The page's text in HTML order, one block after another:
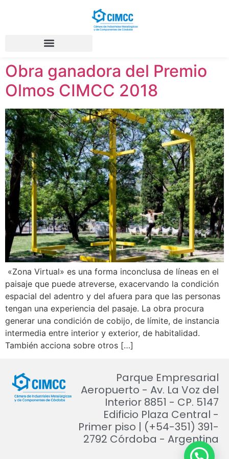
Obra ganadora del Premio
Olmos CIMCC 2018
«Zona Virtual» es una forma inconclusa de líneas en el
paisaje que puede atreverse, exacervando la condición
espacial del adentro y del afuera para que las personas
tengan una experiencia del pasaje. La obra procura
generar una condición de cobijo, de límite, de instancia
intermedia entre interior y exterior, de habitalidad.
También acciona sobre otros […]
Parque Empresarial
Aeropuerto - Av. La Voz del
Interior 8851 - CP. 5147
Edificio Plaza Central -
Primer piso | (+54-351) 391-
2792 Córdoba - Argentina